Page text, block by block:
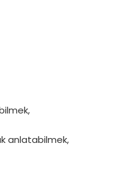
anlatabilmek,